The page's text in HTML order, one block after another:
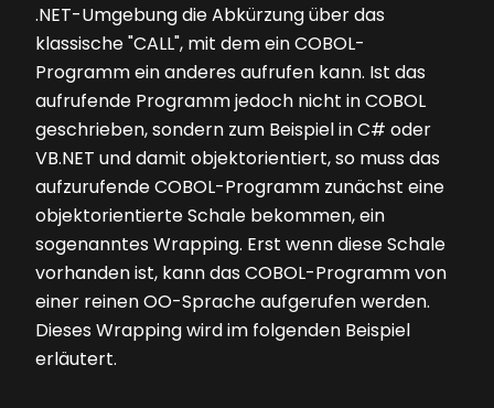
.NET-Umgebung die Abkürzung über das
klassische "CALL", mit dem ein COBOL-
Programm ein anderes aufrufen kann. Ist das
aufrufende Programm jedoch nicht in COBOL
geschrieben, sondern zum Beispiel in C# oder
VB.NET und damit objektorientiert, so muss das
aufzurufende COBOL-Programm zunächst eine
objektorientierte Schale bekommen, ein
sogenanntes Wrapping. Erst wenn diese Schale
vorhanden ist, kann das COBOL-Programm von
einer reinen OO-Sprache aufgerufen werden.
Dieses Wrapping wird im folgenden Beispiel
erläutert.